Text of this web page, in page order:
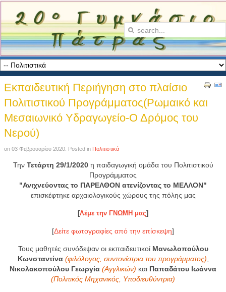
Εκπαιδευτική Περιήγηση στο πλαίσιο
Πολιτιστικού Προγράμματος(Ρωμαικό και
Μεσαιωνικό Υδραγωγείο-Ο Δρόμος του
Νερού)
on 03 Φεβρουαρίου 2020 . Posted in Πολιτιστικά
Την Τετάρτη 29/1/2020η παιδαγωγική ομάδα του Πολιτιστικού
Προγράμματος
"Ανιχνεύοντας το ΠΑΡΕΛΘΟΝ ατενίζοντας το ΜΕΛΛΟΝ"
επισκέφτηκε αρχαιολογικούς χώρους της πόλης μας
[Λέμε την ΓΝΩΜΗ μας]
[Δείτε φωτογραφίες από την επίσκεψη]
Τους μαθητές συνόδεψαν οι εκπαιδευτικοί Μανωλοπούλου
Κωνσταντίνα (φιλόλογος, συντονίστρια του προγράμματος)
Νικολακοπούλου Γεωργία (Αγγλικών) και Παπαδάτου Ιωάννα
(Πολιτικός Μηχανικός, Υποδιευθύντρια)